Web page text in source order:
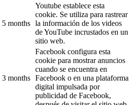
5 months
Youtube establece esta
cookie. Se utiliza para rastrear
la información de los videos
de YouTube incrustados en un
sitio web.
3 months
Facebook configura esta
cookie para mostrar anuncios
cuando se encuentra en
Facebook o en una plataforma
digital impulsada por
publicidad de Facebook,